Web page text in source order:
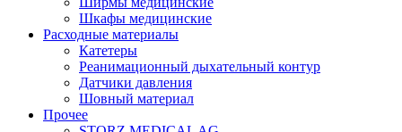
Шкафы медицинские
Расходные материалы
Катетеры
Реанимационный дыхательный контур
Датчики давления
Шовный материал
Прочее